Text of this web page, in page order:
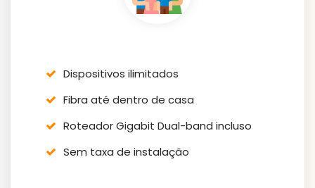
Dispositivos ilimitados
Fibra até dentro de casa
Roteador Gigabit Dual-band incluso
Sem taxa de instalação